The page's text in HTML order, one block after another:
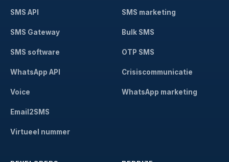
SMS API
SMS Gateway
SMS software
WhatsApp API
Voice
Email2SMS
Virtueel nummer
SMS marketing
Bulk SMS
OTP SMS
Crisiscommunicatie
WhatsApp marketing